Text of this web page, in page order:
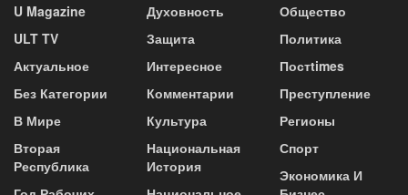
U Magazine
ULT TV
Актуальное
Без Категории
В Мире
Вторая
Республика
Духовность
Защита
Интересное
Комментарии
Культура
Национальная
История
Общество
Политика
Постtimes
Преступление
Регионы
Спорт
Экономика И